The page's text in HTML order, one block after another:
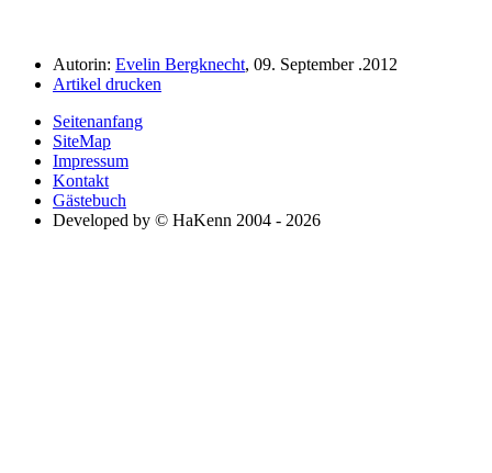
Autorin: Evelin Bergknecht, 09. September .2012
Artikel drucken
Seitenanfang
SiteMap
Impressum
Kontakt
Gästebuch
Developed by © HaKenn 2004 - 2026